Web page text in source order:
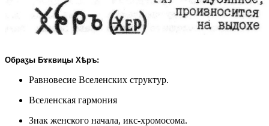
Обраӡы Бɤквицы Хѣръ:
Равновесие Вселенских структур.
Вселенская гармония
Знак женского начала, икс-хромосома.